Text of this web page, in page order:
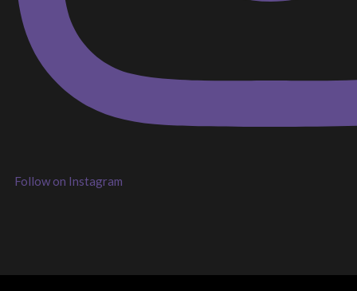
Follow on Instagram